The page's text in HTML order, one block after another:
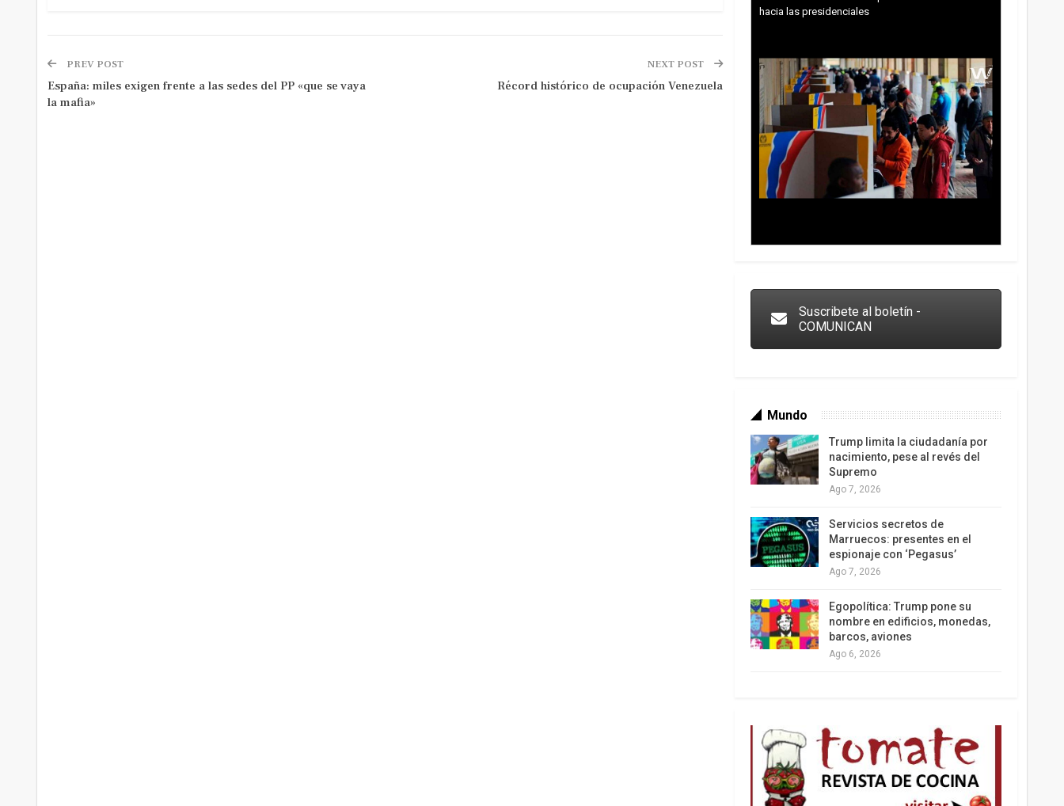
PREV POST
España: miles exigen frente a las sedes del PP «que se vaya
la mafia»
NEXT POST
Récord histórico de ocupación Venezuela
hacia las presidenciales
Suscribete al boletín -
COMUNICAN
Mundo
Trump limita la ciudadanía por
nacimiento, pese al revés del
Supremo
Ago 7, 2026
Servicios secretos de
Marruecos: presentes en el
espionaje con ‘Pegasus’
Ago 7, 2026
Egopolítica: Trump pone su
nombre en edificios, monedas,
barcos, aviones
Ago 6, 2026